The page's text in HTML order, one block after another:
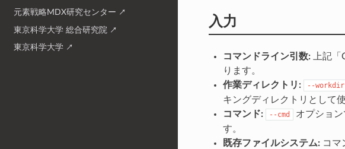
元素戦略MDX研究センター
東京科学大学 総合研究院
東京科学大学
入力
コマンドライン引数:上記「
ります。
作業ディレクトリ:
--workdir
キングディレクトリとして
コマンド:
--cmd オプション
す。
既存ファイルシステム:コマ